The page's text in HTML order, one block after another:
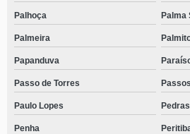
Palhoça Palma
Palmeira
Papanduva
Passo de Torres
Paulo Lopes
Penha